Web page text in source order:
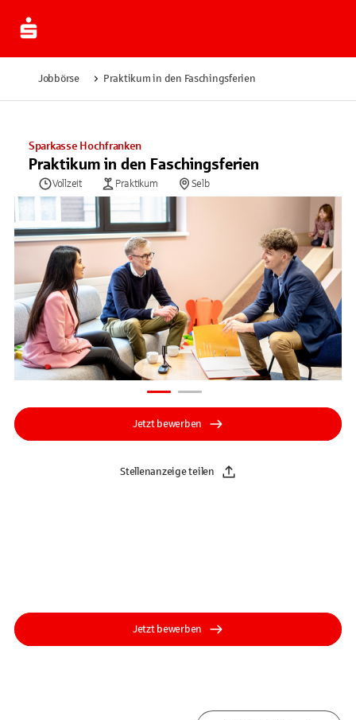
Jobbörse Praktikum in den Faschingsferien
Sparkasse Hochfranken
Praktikum in den Faschingsferien
Vollzeit Praktikum Selb
Jetzt bewerben
Stellenanzeige teilen
Jetzt bewerben